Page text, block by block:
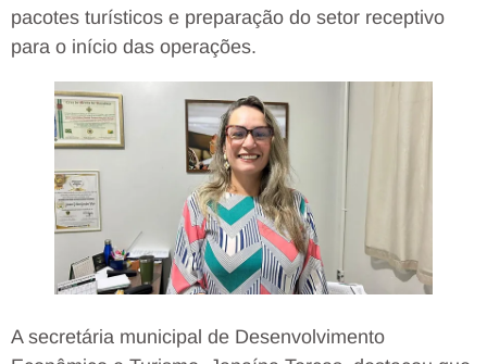
pacotes turísticos e preparação do setor receptivo
para o início das operações.
A secretária municipal de Desenvolvimento